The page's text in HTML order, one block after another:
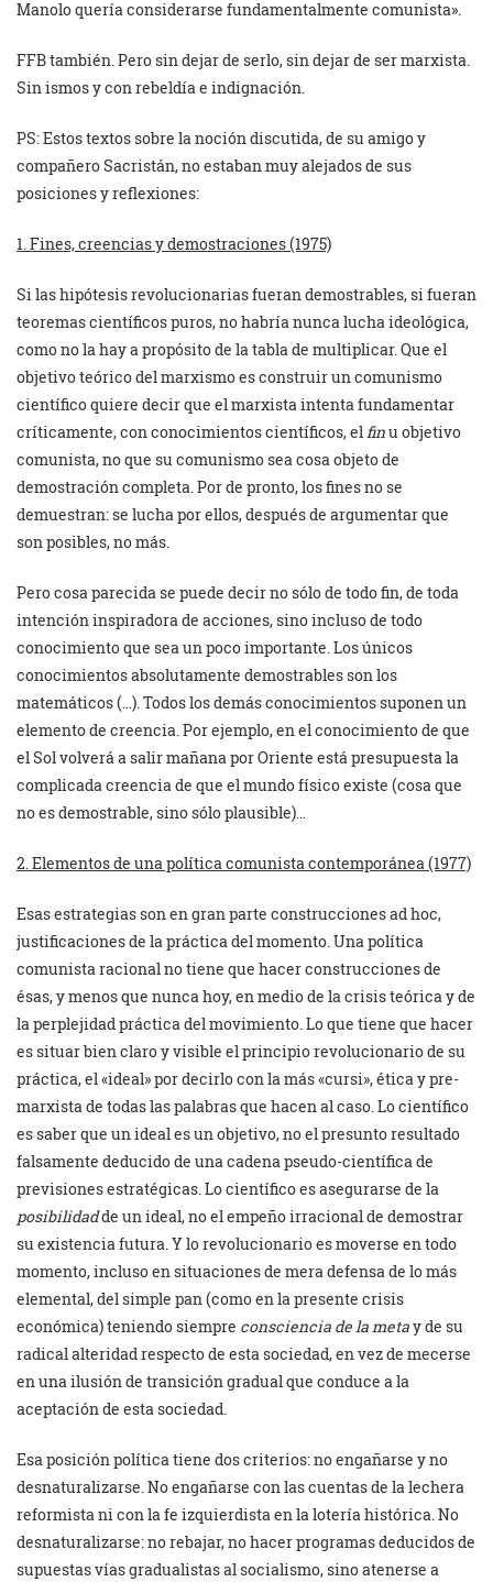
Manolo quería considerarse fundamentalmente comunista».
FFB también. Pero sin dejar de serlo, sin dejar de ser marxista.
Sin ismos y con rebeldía e indignación.
PS: Estos textos sobre la noción discutida, de su amigo y
compañero Sacristán, no estaban muy alejados de sus
posiciones y reflexiones:
1. Fines, creencias y demostraciones (1975)
Si las hipótesis revolucionarias fueran demostrables, si fueran
teoremas científicos puros, no habría nunca lucha ideológica,
como no la hay a propósito de la tabla de multiplicar. Que el
objetivo teórico del marxismo es construir un comunismo
científico quiere decir que el marxista intenta fundamentar
críticamente, con conocimientos científicos, el finu objetivo
comunista, no que su comunismo sea cosa objeto de
demostración completa. Por de pronto, los fines no se
demuestran: se lucha por ellos, después de argumentar que
son posibles, no más.
Pero cosa parecida se puede decir no sólo de todo fin, de toda
intención inspiradora de acciones, sino incluso de todo
conocimiento que sea un poco importante. Los únicos
conocimientos absolutamente demostrables son los
matemáticos (…). Todos los demás conocimientos suponen un
elemento de creencia. Por ejemplo, en el conocimiento de que
el Sol volverá a salir mañana por Oriente está presupuesta la
complicada creencia de que el mundo físico existe (cosa que
no es demostrable, sino sólo plausible)…
2. Elementos de una política comunista contemporánea (1977)
Esas estrategias son en gran parte construcciones ad hoc,
justificaciones de la práctica del momento. Una política
comunista racional no tiene que hacer construcciones de
ésas, y menos que nunca hoy, en medio de la crisis teórica y de
la perplejidad práctica del movimiento. Lo que tiene que hacer
es situar bien claro y visible el principio revolucionario de su
práctica, el «ideal» por decirlo con la más «cursi», ética y pre-
marxista de todas las palabras que hacen al caso. Lo científico
es saber que un ideal es un objetivo, no el presunto resultado
falsamente deducido de una cadena pseudo-científica de
previsiones estratégicas. Lo científico es asegurarse de la
posibilidadde un ideal, no el empeño irracional de demostrar
su existencia futura. Y lo revolucionario es moverse en todo
momento, incluso en situaciones de mera defensa de lo más
elemental, del simple pan (como en la presente crisis
económica) teniendo siempre consciencia de la metay de su
radical alteridad respecto de esta sociedad, en vez de mecerse
en una ilusión de transición gradual que conduce a la
aceptación de esta sociedad.
Esa posición política tiene dos criterios: no engañarse y no
desnaturalizarse. No engañarse con las cuentas de la lechera
reformista ni con la fe izquierdista en la lotería histórica. No
desnaturalizarse: no rebajar, no hacer programas deducidos de
supuestas vías gradualistas al socialismo, sino atenerse a